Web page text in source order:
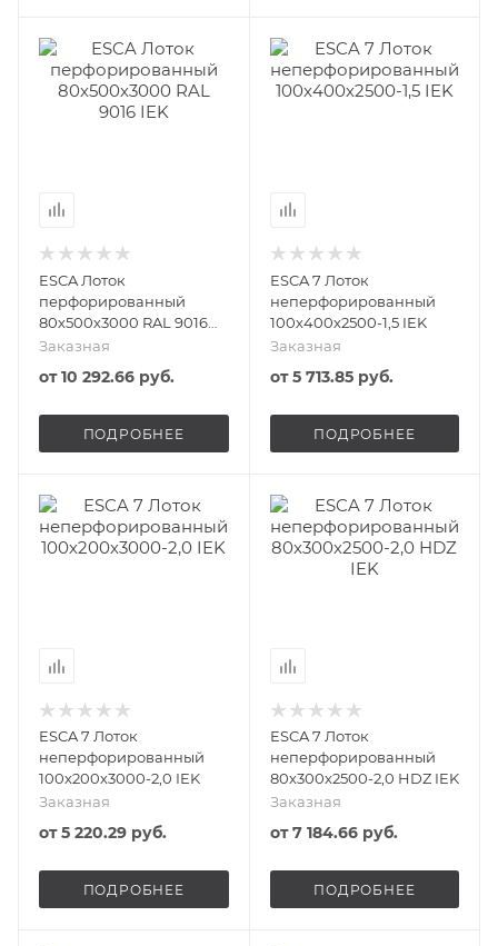
ESCA Лоток
перфорированный
80х500х3000 RAL 9016
IEK
Заказная
от10 292.66 руб.
ПОДРОБНЕЕ
ESCA 7 Лоток
неперфорированный
100х400х2500-1,5 IEK
Заказная
от5 713.85 руб.
ПОДРОБНЕЕ
ESCA 7 Лоток
неперфорированный
100х200х3000-2,0 IEK
Заказная
от5 220.29 руб.
ПОДРОБНЕЕ
ESCA 7 Лоток
неперфорированный
80х300х2500-2,0 HDZ IEK
Заказная
от7 184.66 руб.
ПОДРОБНЕЕ